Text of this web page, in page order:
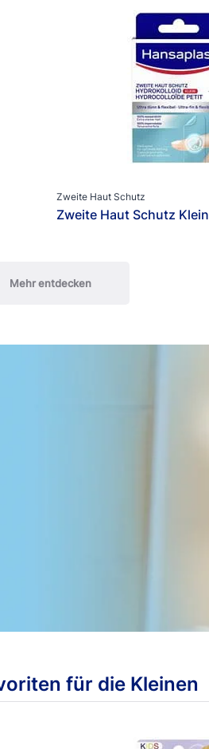
Zweite Haut Schutz
Zweite Haut Schutz Klein
Mehr entdecken
für die Kleinen